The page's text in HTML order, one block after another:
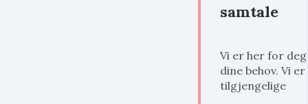
samtale
Vi er her for
dine behov. Vi er
tilgjengelige